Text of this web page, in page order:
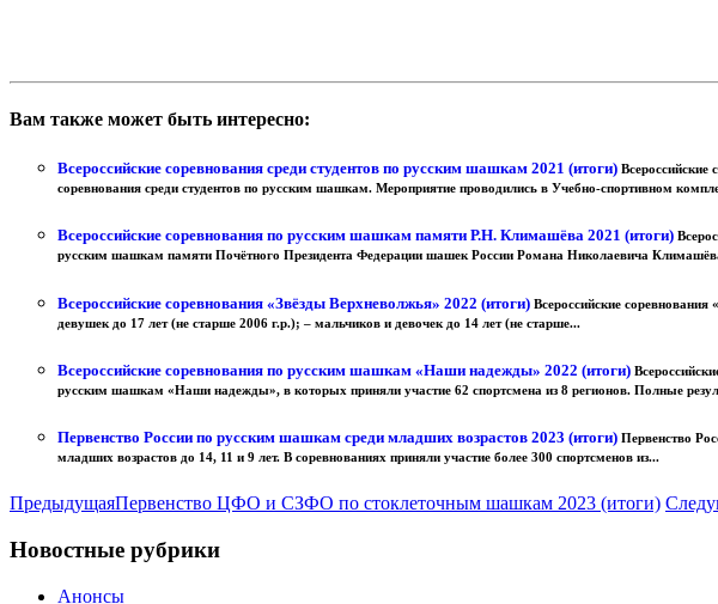
Вам также может быть интересно:
Всероссийские соревнования среди студентов по русским шашкам 2021 (итоги) Всероссийские
соревнования среди студентов по русским шашкам. Мероприятие проводились в Учебно-спортивном
Всероссийские соревнования по русским шашкам памяти Р.Н. Климашёва 2021 (итоги)
русским шашкам памяти Почётного Президента Федерации шашек России Романа Николаевича
Всероссийские соревнования «Звёзды Верхневолжья» 2022 (итоги) Всероссийские
девушек до 17 лет (не старше 2006 г.р.); – мальчиков и девочек до 14 лет (не старше...
Всероссийские соревнования по русским шашкам «Наши надежды» 2022 (итоги)
русским шашкам «Наши надежды», в которых приняли участие 62 спортсмена из 8 регионов. Полные
Первенство России по русским шашкам среди младших возрастов 2023 (итоги) Первенство
младших возрастов до 14, 11 и 9 лет. В соревнованиях приняли участие более 300 спортсменов из...
ПредыдущаяПервенство ЦФО и СЗФО по стоклеточным шашкам 2023 (итоги)
Новостные рубрики
Анонсы